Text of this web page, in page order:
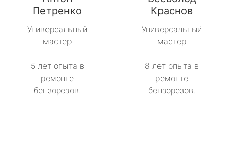
Петренко
Универсальный
мастер
5 лет опыта в
ремонте
бензорезов.
Краснов
Универсальный
мастер
8 лет опыта в
ремонте
бензорезов.